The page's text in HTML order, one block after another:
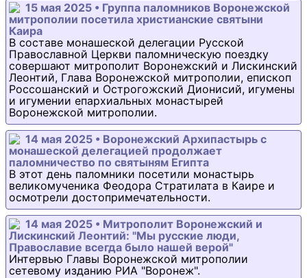
15 мая 2025 • Группа паломников Воронежской
митрополии посетила христианские святыни
Каира
В составе монашеской делегации Русской
Православной Церкви паломническую поездку
совершают митрополит Воронежский и Лискинский
Леонтий, Глава Воронежской митрополии, епископ
Россошанский и Острогожский Дионисий, игумены
и игумении епархиальных монастырей
Воронежской митрополии.
14 мая 2025 • Воронежский Архипастырь с
монашеской делегацией продолжает
паломничество по святыням Египта
В этот день паломники посетили монастырь
великомученика Феодора Стратилата в Каире и
осмотрели достопримечательности.
14 мая 2025 • Митрополит Воронежский и
Лискинский Леонтий: "Мы русские люди,
Православие всегда было нашей верой"
Интервью Главы Воронежской митрополии
сетевому изданию РИА "Воронеж".